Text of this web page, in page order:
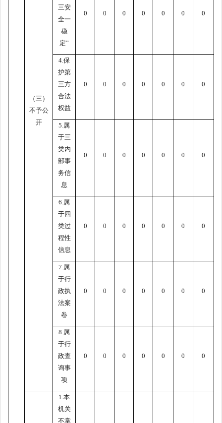
（三）
不予公
开
三安
全一
稳
定”
0 0 0 0 0 0 0
4.保
护第
三方
合法
权益
0 0 0 0 0 0 0
5.属
于三
类内
部事
务信
息
0 0 0 0 0 0 0
6.属
于四
类过
程性
信息
0 0 0 0 0 0 0
7.属
于行
政执
法案
卷
0 0 0 0 0 0 0
8.属
于行
政查
询事
项
0 0 0 0 0 0 0
1.本
机关
不掌